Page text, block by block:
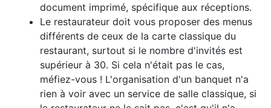
document imprimé, spécifique aux réceptions.
Le restaurateur doit vous proposer des menus
différents de ceux de la carte classique du
restaurant, surtout si le nombre d'invités est
supérieur à 30. Si cela n'était pas le cas,
méfiez-vous ! L'organisation d'un banquet n'a
rien à voir avec un service de salle classique, si